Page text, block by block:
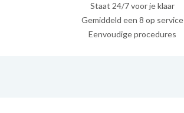
Staat 24/7 voor je klaar
Gemiddeld een 8 op service
Eenvoudige procedures